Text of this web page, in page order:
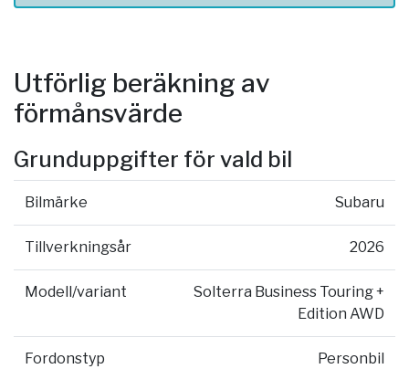
Utförlig beräkning av
förmånsvärde
Grunduppgifter för vald bil
Bilmärke Subaru
Tillverkningsår 2026
Modell/variant
Solterra Business Touring +
Edition AWD
Fordonstyp Personbil